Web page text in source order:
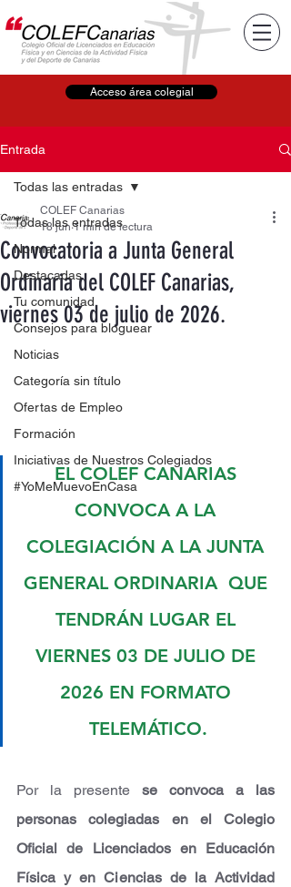
Acceso área colegial
Entrada
Todas las entradas
Normal
Destacadas
Tu comunidad
Consejos para bloguear
Noticias
Categoría sin título
Ofertas de Empleo
Formación
Iniciativas de Nuestros Colegiados
#YoMeMuevoEnCasa
Todas las entradas
Convocatoria a Junta General
Ordinaria del COLEF Canarias,
viernes 03 de julio de 2026.
COLEF Canarias
18 jun 1 min de lectura
EL COLEF CANARIAS
CONVOCA A LA
COLEGIACIÓN A LA JUNTA
GENERAL ORDINARIA  QUE
TENDRÁN LUGAR EL
VIERNES 03 DE JULIO DE
2026 EN FORMATO
TELEMÁTICO.
Por la presente se convoca a las
personas colegiadas en el Colegio
Oficial de Licenciados en Educación
Física y en Ciencias de la Actividad